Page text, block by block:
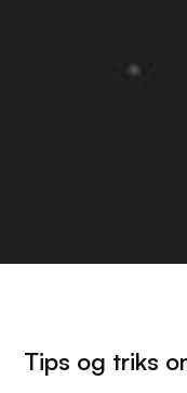
Tips og triks